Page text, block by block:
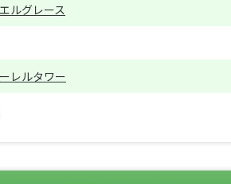
ルグレース
レルタワー